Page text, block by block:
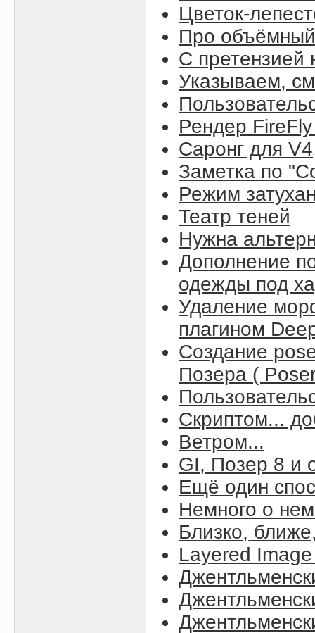
Цветок-
Про
С претензией
Указываем,
Рендер
Саронг для V4
Заметка по
Режим
Театр теней
Нужна
Дополнение
одежды под
Удаление
плагином
Создание
Позера (
Скриптом...
Ветром...
GI, Позер 8 и
Ещё один
Немного о
Близко,
Layered